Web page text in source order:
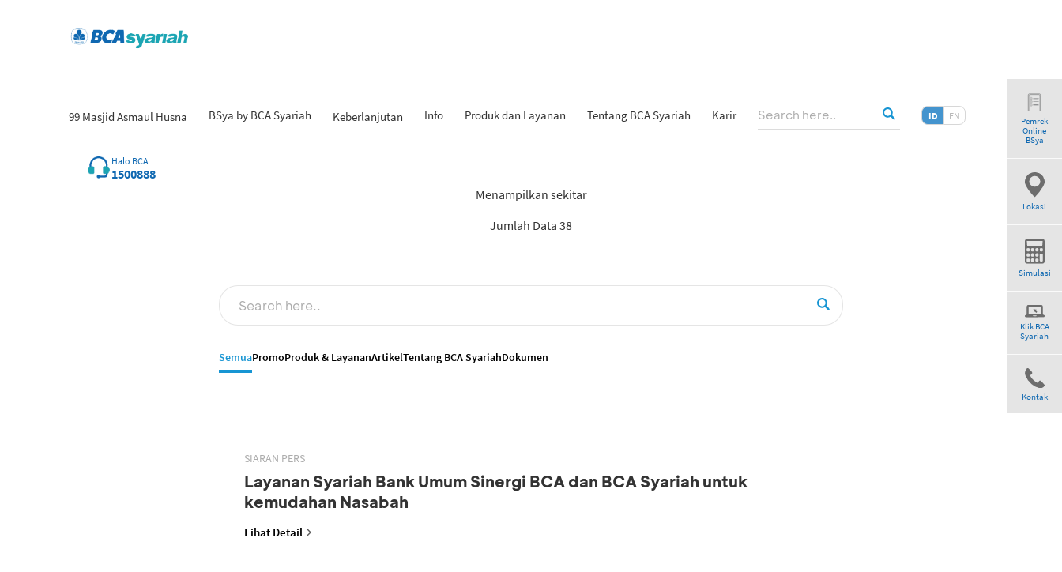
99 Masjid Asmaul Husna BSya by BCA Syariah Keberlanjutan Info Produk dan Layanan Tentang BCA Syariah Karir ID EN
Halo BCA
1500888
Pemrek
Online
BSya
Lokasi
Simulasi
Klik BCA
Syariah
Kontak
Menampilkan sekitar
Jumlah Data 38
SemuaPromoProduk & LayananArtikelTentang BCA SyariahDokumen
SIARAN PERS
Layanan Syariah Bank Umum Sinergi BCA dan BCA Syariah untuk
kemudahan Nasabah
Lihat Detail